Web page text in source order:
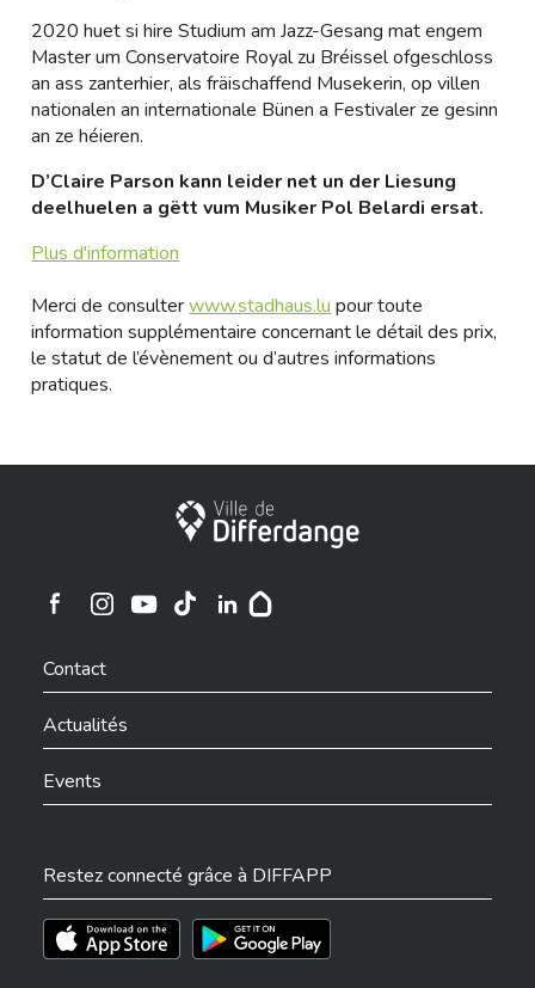
2020 huet si hire Studium am Jazz-Gesang mat engem
Master um Conservatoire Royal zu Bréissel ofgeschloss
an ass zanterhier, als fräischaffend Musekerin, op villen
nationalen an internationale Bünen a Festivaler ze gesinn
an ze héieren.
D’Claire Parson kann leider net un der Liesung
deelhuelen a gëtt vum Musiker Pol Belardi ersat.
Plus d'information
Merci de consulterwww.stadhaus.lu pour toute
information supplémentaire concernant le détail des prix,
le statut de l’évènement ou d’autres informations
pratiques.
Ville de Differdange
Ville de Differdange sur Instagram
Contact
Actualités
Events
Restez connecté grâce à DIFFAPP
Téléchargez l'app sur l'App StoreTéléchargez l'app sur Play Store